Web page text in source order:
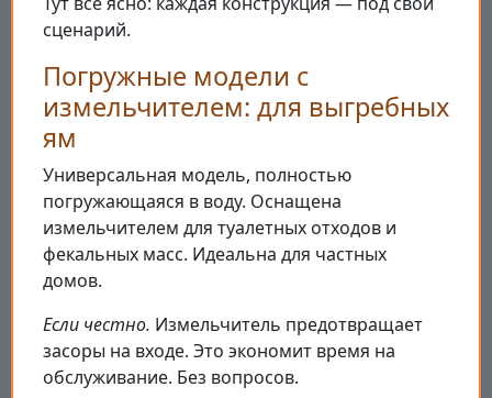
сценарий.
Погружные модели с
измельчителем: для выгребных
ям
Универсальная модель, полностью
погружающаяся в воду. Оснащена
измельчителем для туалетных отходов и
фекальных масс. Идеальна для частных
домов.
Если честно. Измельчитель предотвращает
засоры на входе. Это экономит время на
обслуживание. Без вопросов.